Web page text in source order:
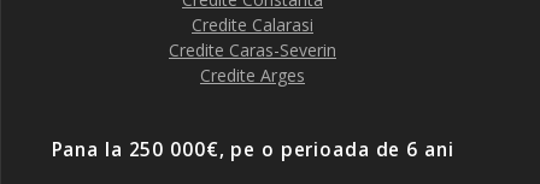
Credite Calarasi
Credite Caras-Severin
Credite Arges
Pana la 250 000€, pe o perioada de 6 ani